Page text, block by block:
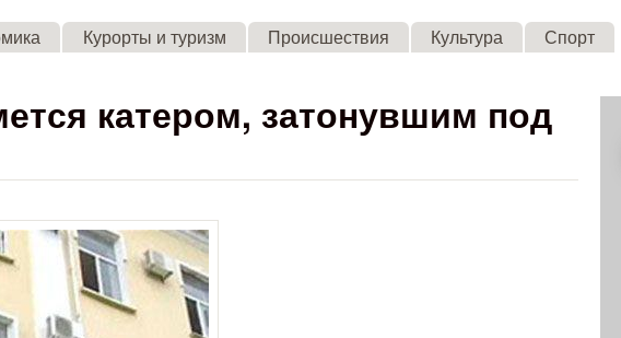
Skip to main content
Курорты и туризм Происшествия Культура Спорт
катером, затонувшим под